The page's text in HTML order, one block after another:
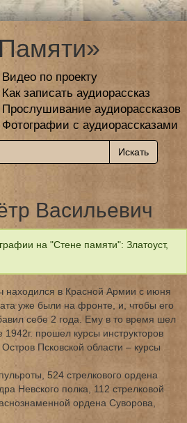
Видео по проекту
Как записать аудиорассказ
Прослушивание аудиорассказов
Фотографии с аудиорассказами
Васильевич
на "Стене памяти": Златоуст,
находился в Красной Армии с июня
уже были на фронте, и, чтобы его
себе 2 года. Ему в то время шел
прошел курсы инструкторов
Псковской области – курсы
524 стрелкового ордена
Невского полка, 112 стрелковой
ордена Суворова,